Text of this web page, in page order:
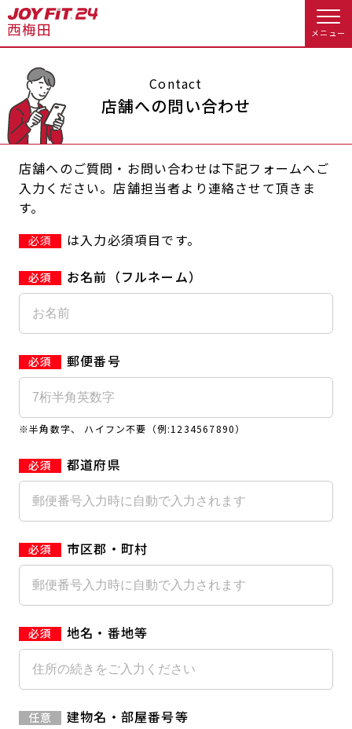
メニュー
店舗トップ
会員の方へトップ
会員様へのお知らせ
休会お手続き
アクセス 店舗情報・サービス
よくあるご質問 店舗へのお問い合わせ
入会するトップ
Appで入会手続き料金・サービス等詳しく見る
入会を悩まれている方へトップ
キャンペーン
JOYFIT24
JOYFIT+ 店舗を探す
Contact
店舗への問い合わせ
店舗へのご質問・お問い合わせは下記フォームへご
入力ください。店舗担当者より連絡させて頂きま
す。
必須
は入力必須項目です。
お名前（フルネーム）
郵便番号
※半角数字、 ハイフン不要（例:1234567890）
都道府県
市区郡・町村
地名・番地等
建物名・部屋番号等